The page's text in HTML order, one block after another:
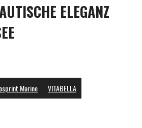
ELEGANZ
Marine VITABELLA